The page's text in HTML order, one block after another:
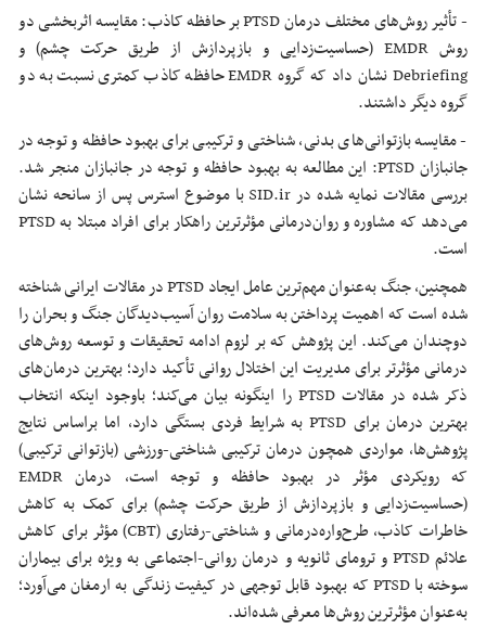
- تأثیر روش‌های مختلف درمان PTSD بر حافظه کاذب: مقایسه اثربخشی دو
روش EMDR (حساسیت‌زدایی و بازپردازش از طریق حرکت چشم) و
Debriefing نشان داد که گروه EMDR حافظه کاذب کمتری نسبت به دو
گروه دیگر داشتند.
- مقایسه بازتوانی‌های بدنی، شناختی و ترکیبی برای بهبود حافظه و توجه در
جانبازان PTSD: این مطالعه به بهبود حافظه و توجه در جانبازان منجر شد.
بررسی مقالات نمایه شده در SID.ir با موضوع استرس پس از سانحه نشان
می‌دهد که مشاوره و روان‌درمانی مؤثرترین راهکار برای افراد مبتلا به PTSD
است.
همچنین، جنگ به‌عنوان مهم‌ترین عامل ایجاد PTSD در مقالات ایرانی شناخته
شده است که اهمیت پرداختن به سلامت روان آسیب‌دیدگان جنگ و بحران را
دوچندان می‌کند. این پژوهش که بر لزوم ادامه تحقیقات و توسعه روش‌های
درمانی مؤثرتر برای مدیریت این اختلال روانی تأکید دارد؛ بهترین درمان‌های
ذکر شده در مقالات PTSD را اینگونه بیان می‌کند؛ باوجود اینکه انتخاب
بهترین درمان برای PTSD به شرایط فردی بستگی دارد، اما براساس نتایج
پژوهش‌ها، مواردی همچون درمان ترکیبی شناختی-ورزشی (بازتوانی ترکیبی)
که رویکردی مؤثر در بهبود حافظه و توجه است، درمان EMDR
(حساسیت‌زدایی و بازپردازش از طریق حرکت چشم) برای کمک به کاهش
خاطرات کاذب، طرح‌واره‌درمانی و شناختی-رفتاری (CBT) مؤثر برای کاهش
علائم PTSD و ترومای ثانویه و درمان روانی-اجتماعی به ویژه برای بیماران
سوخته با PTSD که بهبود قابل توجهی در کیفیت زندگی به ارمغان می‌آورد؛
به‌عنوان مؤثرترین روش‌ها معرفی شده‌اند.